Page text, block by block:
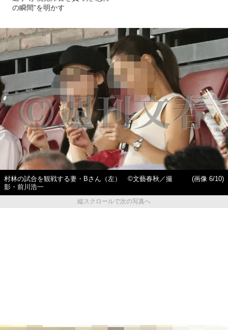
の瞬間”を明かす
村林の試合を観戦する妻・Bさん（左） ©︎文藝春秋／撮
影・前川浩一
(画像 6/10)
縦スクロールで次の写真へ